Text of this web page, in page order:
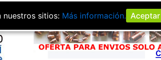
nuestros sitios: Más información. Aceptar